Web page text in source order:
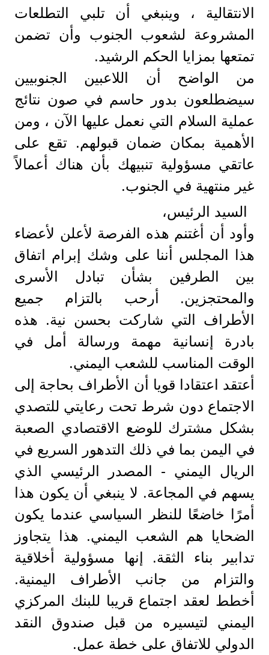
الانتقالية ، وينبغي أن تلبي التطلعات
المشروعة لشعوب الجنوب وأن تضمن
تمتعها بمزايا الحكم الرشيد.
من الواضح أن اللاعبين الجنوبيين
سيضطلعون بدور حاسم في صون نتائج
عملية السلام التي نعمل عليها الآن ، ومن
الأهمية بمكان ضمان قبولهم. تقع على
عاتقي مسؤولية تنبيهك بأن هناك أعمالاً
غير منتهية في الجنوب.
السيد الرئيس،
وأود أن أغتنم هذه الفرصة لأعلن لأعضاء
هذا المجلس أننا على وشك إبرام اتفاق
بين الطرفين بشأن تبادل الأسرى
والمحتجزين. أرحب بالتزام جميع
الأطراف التي شاركت بحسن نية. هذه
بادرة إنسانية مهمة ورسالة أمل في
الوقت المناسب للشعب اليمني.
أعتقد اعتقادا قويا أن الأطراف بحاجة إلى
الاجتماع دون شرط تحت رعايتي للتصدي
بشكل مشترك للوضع الاقتصادي الصعبة
في اليمن بما في ذلك التدهور السريع في
الريال اليمني - المصدر الرئيسي الذي
يسهم في المجاعة. لا ينبغي أن يكون هذا
أمرًا خاضعًا للنظر السياسي عندما يكون
الضحايا هم الشعب اليمني. هذا يتجاوز
تدابير بناء الثقة. إنها مسؤولية أخلاقية
والتزام من جانب الأطراف اليمنية.
أخطط لعقد اجتماع قريبا للبنك المركزي
اليمني لتيسيره من قبل صندوق النقد
الدولي للاتفاق على خطة عمل.